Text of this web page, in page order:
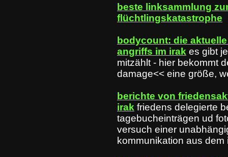
beste linksammlung
flüchtlingskatastrophe
bodycount: die
angriffs im irak es gibt
mitzählt - hier bekommt
damage<< eine größe,
berichte von
irak friedens delegierte
tagebucheinträgen ud
versuch einer
kommunikation aus dem